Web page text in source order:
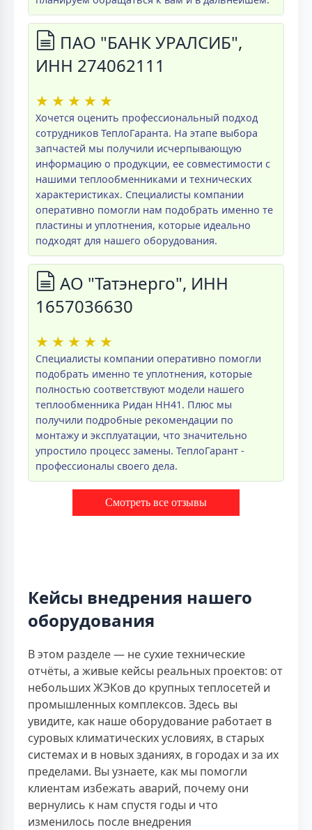
ПАО "БАНК УРАЛСИБ",
ИНН 274062111
★ ★ ★ ★ ★
Хочется оценить профессиональный подход
сотрудников ТеплоГаранта. На этапе выбора
запчастей мы получили исчерпывающую
информацию о продукции, ее совместимости с
нашими теплообменниками и технических
характеристиках. Специалисты компании
оперативно помогли нам подобрать именно те
пластины и уплотнения, которые идеально
подходят для нашего оборудования.
АО "Татэнерго", ИНН
1657036630
★ ★ ★ ★ ★
Специалисты компании оперативно помогли
подобрать именно те уплотнения, которые
полностью соответствуют модели нашего
теплообменника Ридан НН41. Плюс мы
получили подробные рекомендации по
монтажу и эксплуатации, что значительно
упростило процесс замены. ТеплоГарант -
профессионалы своего дела.
Смотреть все отзывы
Кейсы внедрения нашего
оборудования
В этом разделе — не сухие технические
отчёты, а живые кейсы реальных проектов: от
небольших ЖЭКов до крупных теплосетей и
промышленных комплексов. Здесь вы
увидите, как наше оборудование работает в
суровых климатических условиях, в старых
системах и в новых зданиях, в городах и за их
пределами. Вы узнаете, как мы помогли
клиентам избежать аварий, почему они
вернулись к нам спустя годы и что
изменилось после внедрения